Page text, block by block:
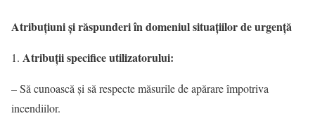
Atribuţiuni şi răspunderi în domeniul situaţiilor de urgenţă
Atribuţii specifice utilizatorului:
– Să cunoască şi să respecte măsurile de apărare împotriva
incendiilor.